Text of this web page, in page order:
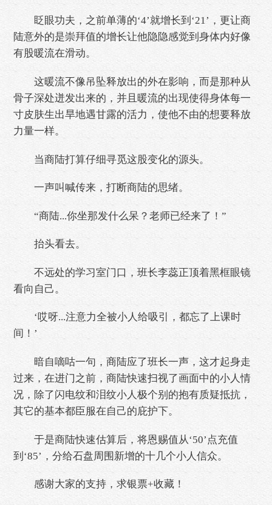
眨眼功夫，之前单薄的‘4’就增长到‘21’，更让商
陆意外的是崇拜值的增长让他隐隐感觉到身体内好像
有股暖流在滑动。
这暖流不像吊坠释放出的外在影响，而是那种从
骨子深处迸发出来的，并且暖流的出现使得身体每一
寸皮肤生出旱地遇甘露的活力，使他不由的想要释放
力量一样。
当商陆打算仔细寻觅这股变化的源头。
一声叫喊传来，打断商陆的思绪。
“商陆...你坐那发什么呆？老师已经来了！”
抬头看去。
不远处的学习室门口，班长李蕊正顶着黑框眼镜
看向自己。
‘哎呀...注意力全被小人给吸引，都忘了上课时
间！’
暗自嘀咕一句，商陆应了班长一声，这才起身走
过来，在进门之前，商陆快速扫视了画面中的小人情
况，除了闪电纹和泪纹小人极个别的抱有质疑抵抗，
其它的基本都臣服在自己的庇护下。
于是商陆快速估算后，将恩赐值从‘50’点充值
到‘85’，分给石盘周围新增的十几个小人信众。
感谢大家的支持，求银票+收藏！